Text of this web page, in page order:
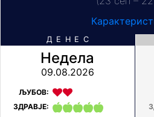
ДЕНЕС
Недела
09.08.2026
ЉУБОВ:
ЗДРАВЈЕ: